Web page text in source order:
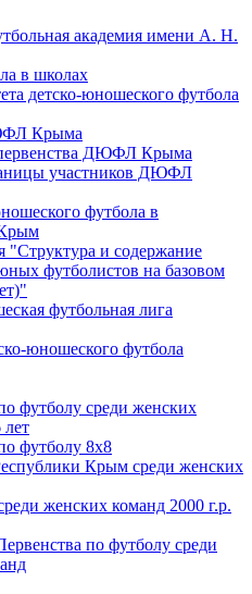
академия имени А. Н.
в школах
детско-юношеского футбола
Крыма
ДЮФЛ Крыма
участников ДЮФЛ
футбола в
"Структура и содержание
футболистов на базовом
футбольная лига
юношеского футбола
футболу среди женских
лет
футболу 8х8
Крым среди женских
женских команд 2000 г.р.
по футболу среди